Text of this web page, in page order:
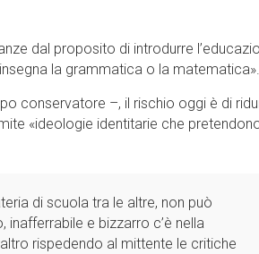
dal proposito di introdurre
la grammatica o la matematica».
conservatore –, il rischio oggi è di
«ideologie identitarie che
di scuola tra le altre, non può
e bizzarro c’è nella
rispedendo al mittente le critiche